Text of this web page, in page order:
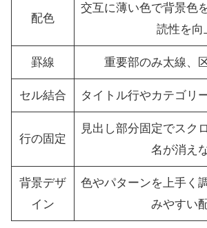
配色
交互に薄い色で背景色
読性を向
罫線 重要部のみ太線、
セル結合 タイトル行やカテゴリ
行の固定
見出し部分固定でスク
名が消え
背景デザ
イン
色やパターンを上手く
みやすい